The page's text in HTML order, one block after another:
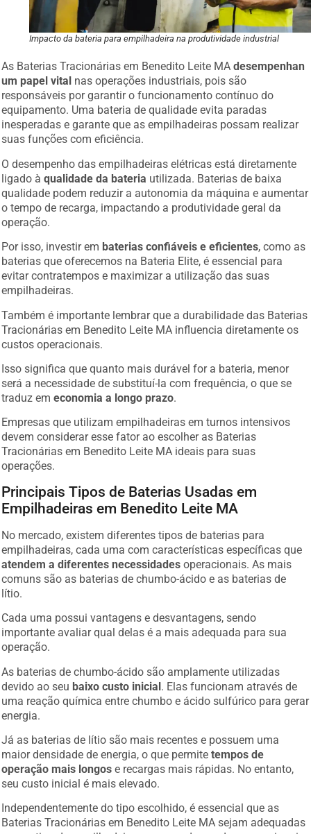
Impacto da bateria para empilhadeira na produtividade industrial
As Baterias Tracionárias em Benedito Leite MAdesempenhan
um papel vital nas operações industriais, pois são
responsáveis por garantir o funcionamento contínuo do
equipamento. Uma bateria de qualidade evita paradas
inesperadas e garante que as empilhadeiras possam realizar
suas funções com eficiência.
O desempenho das empilhadeiras elétricas está diretamente
ligado àqualidade da bateria utilizada. Baterias de baixa
qualidade podem reduzir a autonomia da máquina e aumentar
o tempo de recarga, impactando a produtividade geral da
operação.
Por isso, investir em baterias confiáveis e eficientes, como as
baterias que oferecemos na Bateria Elite, é essencial para
evitar contratempos e maximizar a utilização das suas
empilhadeiras.
Também é importante lembrar que a durabilidade das Baterias
Tracionárias em Benedito Leite MA influencia diretamente os
custos operacionais.
Isso significa que quanto mais durável for a bateria, menor
será a necessidade de substituí-la com frequência, o que se
traduz emeconomia a longo prazo.
Empresas que utilizam empilhadeiras em turnos intensivos
devem considerar esse fator ao escolher as Baterias
Tracionárias em Benedito Leite MA ideais para suas
operações.
Principais Tipos de Baterias Usadas em
Empilhadeiras em Benedito Leite MA
No mercado, existem diferentes tipos de baterias para
empilhadeiras, cada uma com características específicas que
atendem a diferentes necessidades operacionais. As mais
comuns são as baterias de chumbo-ácido e as baterias de
lítio.
Cada uma possui vantagens e desvantagens, sendo
importante avaliar qual delas é a mais adequada para sua
operação.
As baterias de chumbo-ácido são amplamente utilizadas
devido ao seu baixo custo inicial. Elas funcionam através de
uma reação química entre chumbo e ácido sulfúrico para gerar
energia.
Já as baterias de lítio são mais recentes e possuem uma
maior densidade de energia, o que permitetempos de
operação mais longos e recargas mais rápidas. No entanto,
seu custo inicial é mais elevado.
Independentemente do tipo escolhido, é essencial que as
Baterias Tracionárias em Benedito Leite MA sejam adequadas